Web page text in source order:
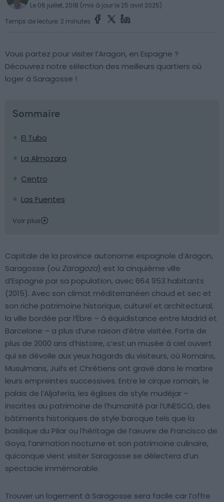
Le 06 juillet, 2018 (mis à jour le 25 avril 2025)
Temps de lecture: 2 minutes
Vous partez pour visiter l’Aragon, en Espagne ?
Découvrez notre sélection des meilleurs quartiers où
loger à Saragosse !
Sommaire
El Tubo
La Almozara
Centro
Las Fuentes
Voir plus
Capitale de la province autonome espagnole d’Aragon,
Saragosse (ou Zaragoza) est la cinquième ville
d’Espagne par sa population, avec 664 953 habitants
(2015). Avec son climat méditerranéen chaud et sec et
son riche patrimoine historique, culturel et architectural,
la ville bordée par l’Èbre – à équidistance entre Madrid et
Barcelone – a plus d’une raison d’être visitée. Forte de
plus de 2000 ans d’histoire, c’est un musée à ciel ouvert
qui se dévoile aux yeux hagards du visiteurs, où Romains,
Musulmans, Juifs et Chrétiens ont gravé dans le marbre
leurs empreintes successives. Entre le cirque romain, le
palais de l’Aljafería, les églises de style mudéjar –
inscrites au patrimoine de l’humanité par l’UNESCO, des
bâtiments historiques de style baroque tels que la
basilique du Pilar ou l’héritage de l’œuvre de Francisco de
Goya, l’animation nocturne et son patrimoine culinaire,
quiconque vient visiter Saragosse se délectera d’un
spectacle immémorable.
Trouver un logement à Saragosse sera facile car l’offre